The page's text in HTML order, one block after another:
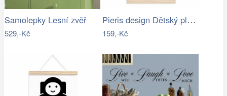
Samolepky Lesní zvěř
529,-Kč
Pieris design Dětský plakát - zebra
159,-Kč